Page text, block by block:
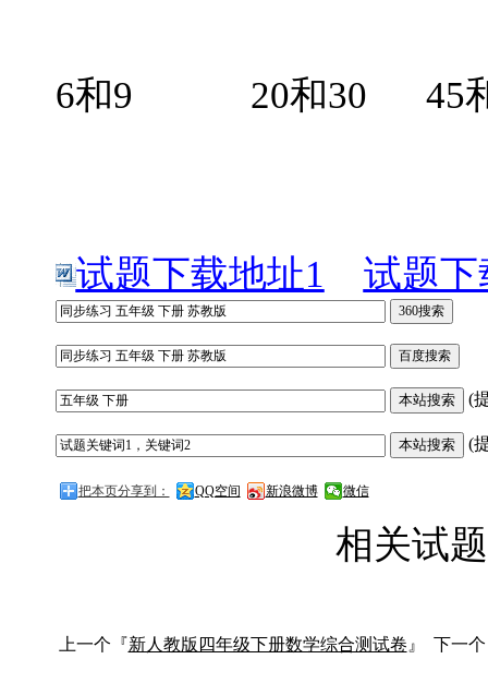
6和9 20和30 45
试题下载地址1 试题下
(
(
把本页分享到： QQ空间 新浪微博 微信
相关试
上一个『新人教版四年级下册数学综合测试卷 』 下一